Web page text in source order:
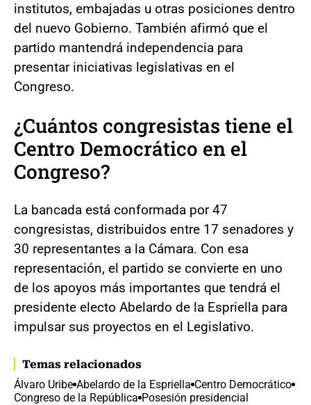
institutos, embajadas u otras posiciones dentro
del nuevo Gobierno. También afirmó que el
partido mantendrá independencia para
presentar iniciativas legislativas en el
Congreso.
¿Cuántos congresistas tiene el
Centro Democrático en el
Congreso?
La bancada está conformada por 47
congresistas, distribuidos entre 17 senadores y
30 representantes a la Cámara. Con esa
representación, el partido se convierte en uno
de los apoyos más importantes que tendrá el
presidente electo Abelardo de la Espriella para
impulsar sus proyectos en el Legislativo.
Temas relacionados
Álvaro Uribe Abelardo de la Espriella Centro Democrático
Congreso de la República Posesión presidencial